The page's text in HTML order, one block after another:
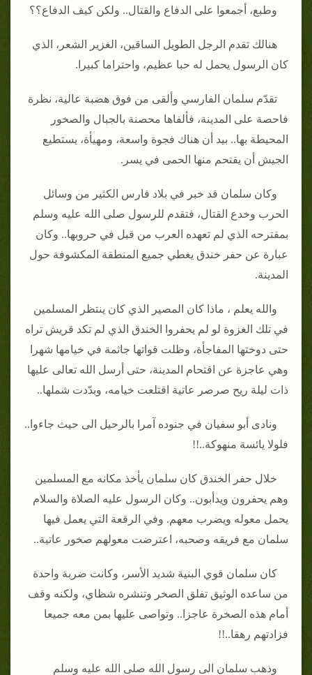
وطبع، أجمعوا على الدفاع والقتال.. ولكن كيف الدفاع؟؟
هنالك تقدم الرجل الطويل الساقين، الغزير الشعر، الذي
كان الرسول يحمل له حبا عظيم، واحتراما كبيرا.
تقدّم سلمان الفارسي وألقى من فوق هضبة عالية، نظرة
فاحصة على المدينة، فألفاها محصنة بالجبال والصخور
المحيطة بها.. بيد أن هناك فجوة واسعة، ومهيأة، يستطيع
الجيش أن يقتحم منها الحمى في يسر.
وكان سلمان قد خبر في بلاد فارس الكثير من وسائل
الحرب وخدع القتال، فتقدم للرسول صلى الله عليه وسلم
بمقترحه الذي لم تعهده العرب من قبل في حروبها.. وكان
عبارة عن حفر خندق يغطي جميع المنطقة المكشوفة حول
المدينة.
والله يعلم ، ماذا كان المصير الذي كان ينتظر المسلمين
في تلك الغزوة لو لم يحفروا الخندق الذي لم تكد قريش تراه
حتى دوختها المفاجأة، وظلت قواتها جاثمة في خيامها شهرا
وهي عاجزة عن اقتحام المدينة، حتى أرسل الله تعالى عليها
ذات ليلة ريح صرصر عاتية اقتلعت خيامه، وبدّدت شملها..
ونادى أبو سفيان في جنوده آمرا بالرحيل الى حيث جاءوا..
فلولا يائسة منهوكة..!!
خلال حفر الخندق كان سلمان يأخذ مكانه مع المسلمين
وهم يحفرون ويدأبون.. وكان الرسول عليه الصلاة والسلام
يحمل معوله ويضرب معهم. وفي الرقعة التي يعمل فيها
سلمان مع فريقه وصحبه، اعترضت معولهم صخور عاتية..
كان سلمان قوي البنية شديد الأسر، وكانت ضربة واحدة
من ساعده الوثيق تفلق الصخر وتنشره شظاي، ولكنه وقف
أمام هذه الصخرة عاجزا.. وتواصى عليها بمن معه جميعا
فزادتهم رهقا..!!
وذهب سلمان الى رسول الله صلى الله عليه وسلم